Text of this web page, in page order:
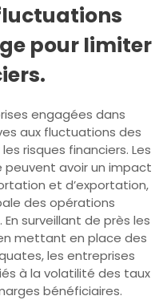
pour limiter
engagées dans
aux fluctuations des
risques financiers. Les
avoir un impact
et d’exportation,
des opérations
surveillant de près les
mettant en place des
les entreprises
à la volatilité des taux
bénéficiaires.